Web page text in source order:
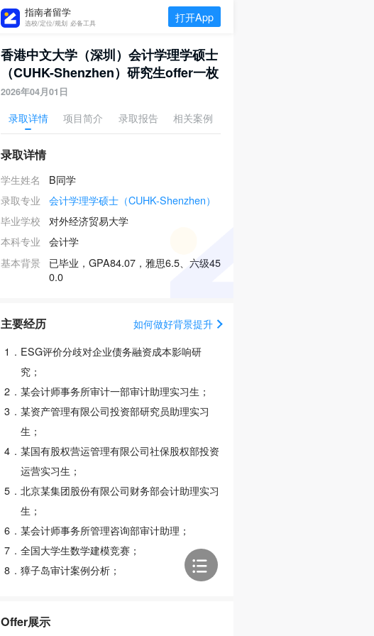
指南者留学
选校/定位/规划 必备工具 打开App
香港中文大学（深圳）会计学理学硕士
（CUHK-Shenzhen）研究生offer一枚
2026年04月01日
录取详情 项目简介 录取报告 相关案例
录取详情
学生姓名
B同学
录取专业
会计学理学硕士（CUHK-Shenzhen）
毕业学校
对外经济贸易大学
本科专业
会计学
基本背景
已毕业，GPA84.07，雅思6.5、六级45
0.0
主要经历
如何做好背景提升
1 . ESG评价分歧对企业债务融资成本影响研
究；
2 . 某会计师事务所审计一部审计助理实习生；
3 . 某资产管理有限公司投资部研究员助理实习
生；
4 . 某国有股权营运管理有限公司社保股权部投资
运营实习生；
5 . 北京某集团股份有限公司财务部会计助理实习
生；
6 . 某会计师事务所管理咨询部审计助理；
7 . 全国大学生数学建模竞赛；
8 . 獐子岛审计案例分析；
Offer展示